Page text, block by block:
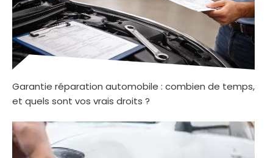
Garantie réparation automobile : combien de temps,
et quels sont vos vrais droits ?